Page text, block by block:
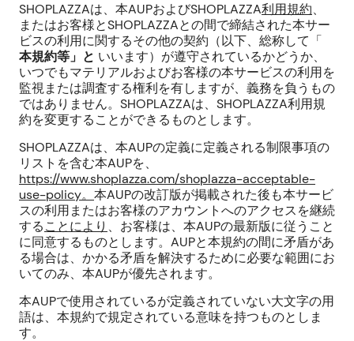
SHOPLAZZAは、本AUPおよびSHOPLAZZA利用規約、
またはお客様とSHOPLAZZAとの間で締結された本サー
ビスの利用に関するその他の契約（以下、総称して「
本規約等」と いいます）が遵守されているかどうか、
いつでもマテリアルおよびお客様の本サービスの利用を
監視または調査する権利を有しますが、義務を負うもの
ではありません。SHOPLAZZAは、SHOPLAZZA利用規
約を変更することができるものとします。
SHOPLAZZAは、本AUPの定義に定義される制限事項の
リストを含む本AUPを、
https://www.shoplazza.com/shoplazza-acceptable-
use-policy。 本AUPの改訂版が掲載された後も本サービ
スの利用またはお客様のアカウントへのアクセスを継続
することにより 、お客様は、本AUPの最新版に従うこと
に同意するものとします。AUPと本規約の間に矛盾があ
る場合は、かかる矛盾を解決するために必要な範囲にお
いてのみ、本AUPが優先されます。
本AUPで使用されているが定義されていない大文字の用
語は、本規約で規定されている意味を持つものとしま
す。